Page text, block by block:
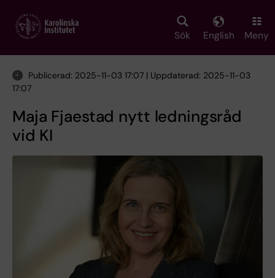
main
Sök English Meny
Publicerad: 2025-11-03 17:07 | Uppdaterad: 2025-11-03
17:07
Maja Fjaestad nytt ledningsråd
vid KI